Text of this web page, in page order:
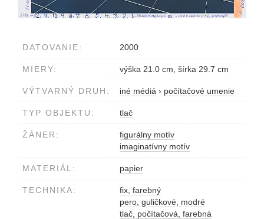
DATOVANIE: 2000
MIERY: výška 21.0 cm, šírka 29.7 cm
VÝTVARNÝ DRUH: iné médiá › počítačové umenie
TYP OBJEKTU: tlač
ŽÁNER:
figurálny motív
imaginatívny motív
MATERIÁL: papier
TECHNIKA:
fix, farebný
pero, guličkové, modré
tlač, počítačová, farebná